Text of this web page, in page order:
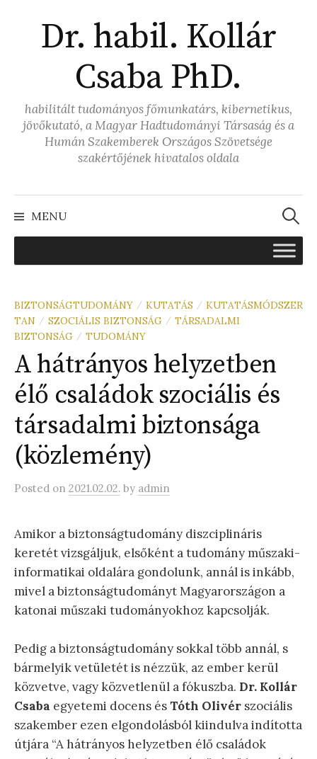
contentDr. habil. Kollár
Csaba PhD.
habilitált tudományos főmunkatárs, kibernetikus,
jövőkutató, a Magyar Hadtudományi Társaság és a
Humán Szakemberek Országos Szövetsége
szakértőjének hivatalos oldala
MENU
BIZTONSÁGTUDOMÁNY / KUTATÁS / KUTATÁSMÓDSZER
TAN
/ SZOCIÁLIS BIZTONSÁG / TÁRSADALMI
BIZTONSÁG / TUDOMÁNY
A hátrányos helyzetben
élő családok szociális és
társadalmi biztonsága
(közlemény)
Posted on 2021.02.02. by admin
Amikor a biztonságtudomány diszciplináris
keretét vizsgáljuk, elsőként a tudomány műszaki-
informatikai oldalára gondolunk, annál is inkább,
mivel a biztonságtudományt Magyarországon a
katonai műszaki tudományokhoz kapcsolják.
Pedig a biztonságtudomány sokkal több annál, s
bármelyik vetületét is nézzük, az ember kerül
közvetve, vagy közvetlenül a fókuszba. Dr. Kollár
Csaba egyetemi docens ésTóth Olivér szociális
szakember ezen elgondolásból kiindulva indította
útjára “A hátrányos helyzetben élő családok